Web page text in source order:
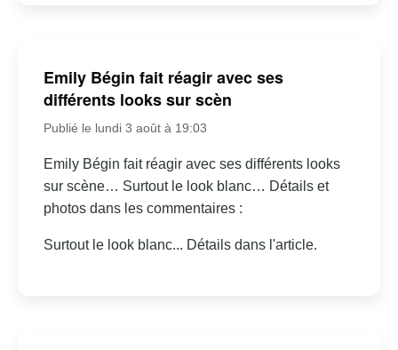
Emily Bégin fait réagir avec ses
différents looks sur scèn
Publié le lundi 3 août à 19:03
Emily Bégin fait réagir avec ses différents looks
sur scène… Surtout le look blanc… Détails et
photos dans les commentaires :
Surtout le look blanc... Détails dans l'article.